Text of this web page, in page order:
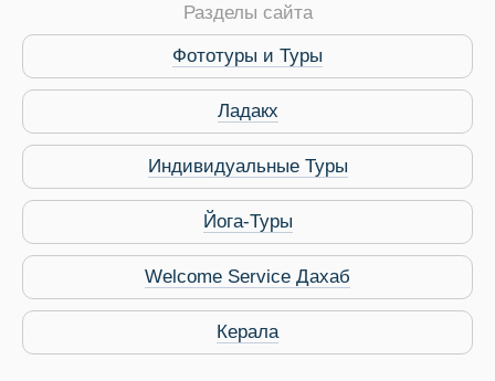
Путеводитель по
Разделы сайта
Фототуры и Туры
Ладакх
Индивидуальные Туры
Йога-Туры
Welcome Service Дахаб
Керала